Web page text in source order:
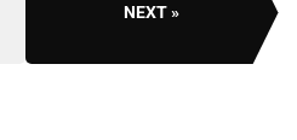
NEXT